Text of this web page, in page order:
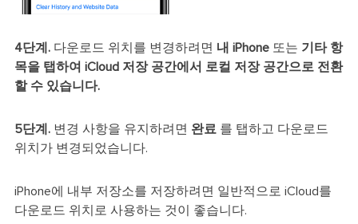
4단계.다운로드 위치를 변경하려면 내 iPhone또는 기타 항
목을 탭하여 iCloud 저장 공간에서 로컬 저장 공간으로 전환
할 수 있습니다.
5단계.변경 사항을 유지하려면 완료 를 탭하고 다운로드
위치가 변경되었습니다.
iPhone에 내부 저장소를 저장하려면 일반적으로 iCloud를
다운로드 위치로 사용하는 것이 좋습니다.